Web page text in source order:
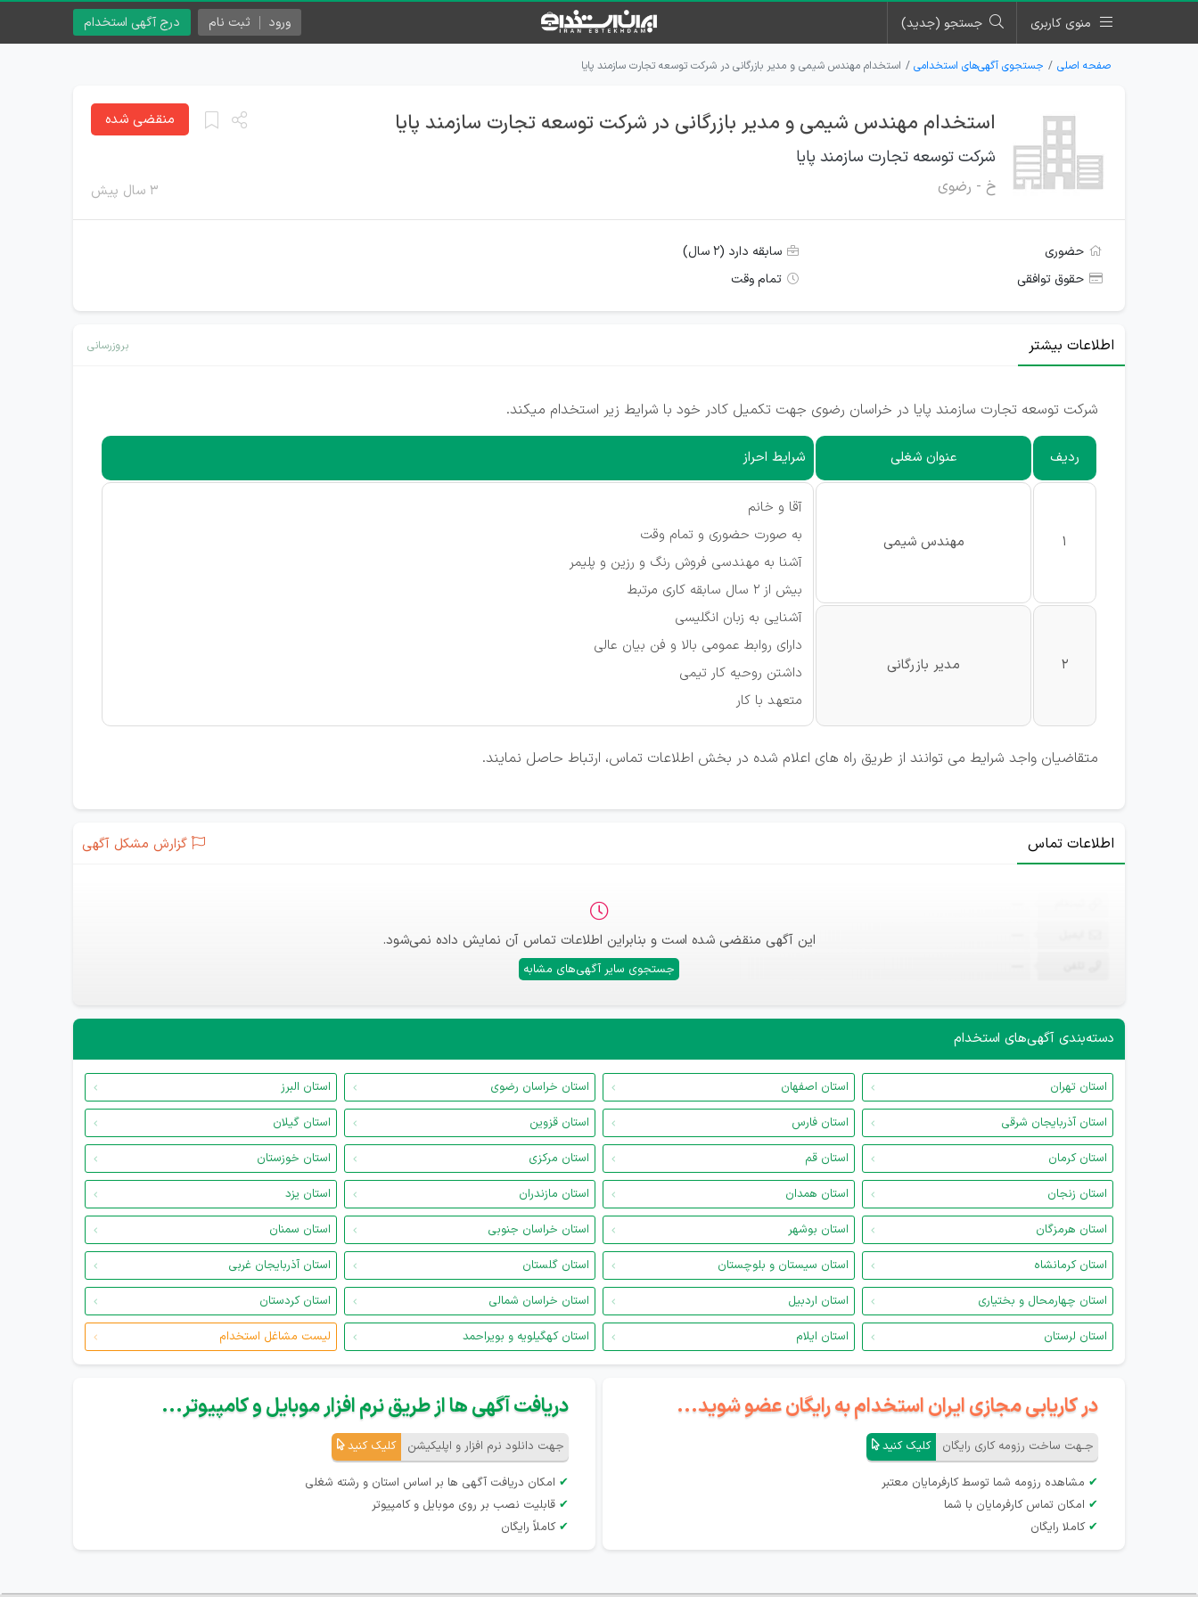
منوی کاربری جستجو (جدید) درج آگهی استخدام ورود ثبت نام
صفحه اصلی جستجوی آگهی‌های استخدامی استخدام مهندس شیمی و مدیر بازرگانی در شرکت توسعه تجارت سازمند پایا
استخدام مهندس شیمی و مدیر بازرگانی در شرکت توسعه تجارت سازمند پایا
شرکت توسعه تجارت سازمند پایا
خ - رضوی ۳ سال پیش
منقضی شده
حضوری
سابقه دارد (۲ سال)
حقوق توافقی
تمام وقت
اطلاعات بیشتر بروزرسانی
شرکت توسعه تجارت سازمند پایا در خراسان رضوی جهت تکمیل کادر خود با شرایط زیر استخدام میکند.
ردیف عنوان شغلی شرایط احراز
1 مهندس شیمی
آقا و خانم
به صورت حضوری و تمام وقت
آشنا به مهندسی فروش رنگ و رزین و پلیمر
بیش از 2 سال سابقه کاری مرتبط
آشنایی به زبان انگلیسی
دارای روابط عمومی بالا و فن بیان عالی
داشتن روحیه کار تیمی
متعهد با کار
2 مدیر بازرگانی
متقاضیان واجد شرایط می توانند از طریق راه های اعلام شده در بخش اطلاعات تماس، ارتباط حاصل نمایند.
اطلاعات تماس گزارش مشکل آگهی
این آگهی منقضی شده است و بنابراین اطلاعات تماس آن نمایش داده نمی‌شود.
جستجوی سایر آگهی‌های مشابه
دسته‌بندی آگهی‌های استخدام
استان تهران استان اصفهان استان خراسان رضوی
استان البرز
استان آذربایجان شرقی
استان فارس استان قزوین
استان گیلان
استان کرمان
استان قم استان مرکزی
استان خوزستان
استان زنجان
استان همدان استان مازندران
استان یزد
استان هرمزگان
استان بوشهر استان خراسان جنوبی
استان سمنان
استان کرمانشاه
استان سیستان و بلوچستان استان گلستان
استان آذربایجان غربی
استان چهارمحال و بختیاری
استان اردبیل استان خراسان شمالی
استان کردستان
استان لرستان
استان ایلام استان کهگیلویه و بویراحمد لیست مشاغل استخدام
در کاریابی مجازی ایران استخدام به رایگان عضو شوید...
جـهت ساخت رزومه کاری رایگان کلیک کنید
✔ مشاهده رزومه شما توسط کارفرمایان معتبر
✔ امکان تماس کارفرمایان با شما
✔ کاملا رایگان
دریافت آگهی ها از طریق نرم افزار موبایل و کامپیوتر...
جهت دانلود نرم افزار و اپلیکیشن کلیک کنید
✔ امکان دریافت آگهی ها بر اساس استان و رشته شغلی
✔ قابلیت نصب بر روی موبایل و کامپیوتر
✔ کاملاً رایگان